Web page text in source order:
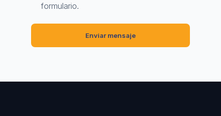
formulario.